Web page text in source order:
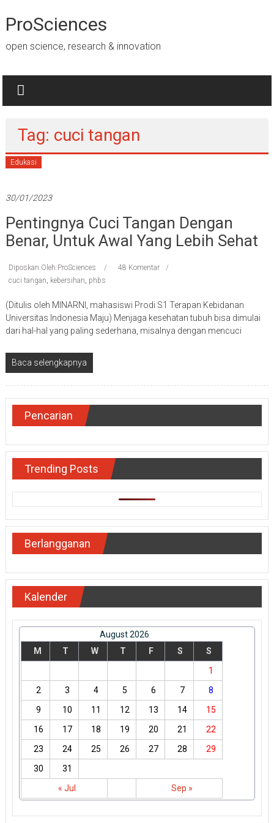
ke
konten
ProSciences
open science, research & innovation
Tag: cuci tangan
Edukasi
30/01/2023
Pentingnya Cuci Tangan Dengan
Benar, Untuk Awal Yang Lebih Sehat
Diposkan Oleh:ProSciences
48 Komentar
cuci tangan, kebersihan, phbs
(Ditulis oleh MINARNI, mahasiswi Prodi S1 Terapan Kebidanan
Universitas Indonesia Maju) Menjaga kesehatan tubuh bisa dimulai
dari hal-hal yang paling sederhana, misalnya dengan mencuci
Baca selengkapnya
Pencarian
Trending Posts
Berlangganan
Kalender
August 2026
M
T W T F S S
« Jul Sep »
1
2
3 4 5 6 7
8
9
10 11 12 13 14
15
16
17 18 19 20 21
22
23
24 25 26 27 28
29
30
31